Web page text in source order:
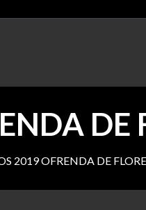
DE
2019 OFRENDA DE